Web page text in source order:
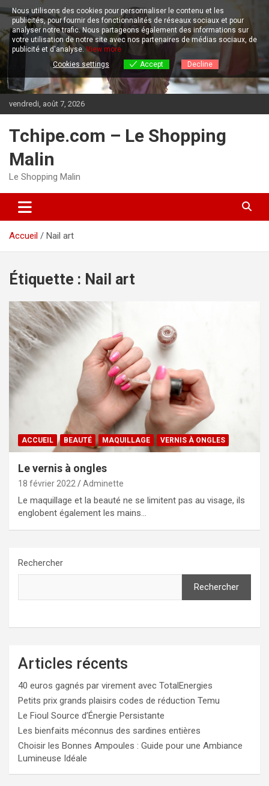
Aller
au
contenu
vendredi, août 7, 2026
Tchipe.com – Le Shopping
Malin
Le Shopping Malin
Accueil Nail art
Étiquette : Nail art
ACCUEIL BEAUTÉ MAQUILLAGE VERNIS À ONGLES
Le vernis à ongles
18 février 2022 Adminette
Le maquillage et la beauté ne se limitent pas au visage, ils
englobent également les mains…
Rechercher
Rechercher
Articles récents
40 euros gagnés par virement avec TotalEnergies
Petits prix grands plaisirs codes de réduction Temu
Le Fioul Source d’Énergie Persistante
Les bienfaits méconnus des sardines entières
Choisir les Bonnes Ampoules : Guide pour une Ambiance
Lumineuse Idéale
Nous utilisons des cookies pour personnaliser le contenu et les
publicités, pour fournir des fonctionnalités de réseaux sociaux et pour
analyser notre trafic.Nous partageons également des informations sur
votre utilisation de notre site avec nos partenaires de médias sociaux, de
publicité et d'analyse. View more
Cookies settings
Accept Decline